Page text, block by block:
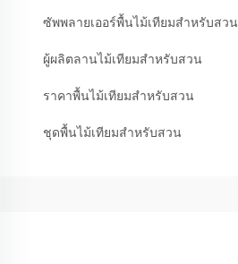
ซัพพลายเออร์พื้นไม้เทียมสำหรับสวน
ผู้ผลิตลานไม้เทียมสำหรับสวน
ราคาพื้นไม้เทียมสำหรับสวน
ชุดพื้นไม้เทียมสำหรับสวน